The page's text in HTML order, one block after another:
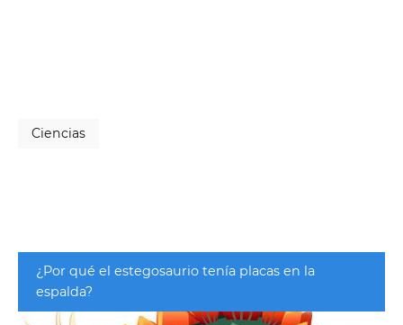
Ciencias
¿Por qué el estegosaurio tenía placas en la
espalda?